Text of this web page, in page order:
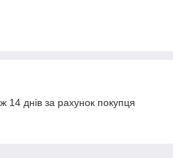
14 днів за рахунок покупця